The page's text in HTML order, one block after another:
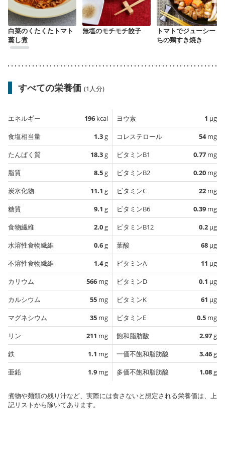
白菜のくたくたトマト
蒸し煮
無塩のモチモチ餃子
トマトでジューシー う
ちの鶏すき焼き
すべての栄養価 (1人分)
エネルギー 196 kcal
食塩相当量
1.3g
たんぱく質
18.3g
脂質
8.5g
炭水化物
11.1 g
糖質
9.1 g
食物繊維
2.0g
水溶性食物繊維
0.6g
不溶性食物繊維
1.4g
カリウム
566 mg
カルシウム
55 mg
マグネシウム
35 mg
リン
211 mg
鉄
1.1 mg
亜鉛
1.9 mg
ヨウ素 1 µg
コレステロール
54mg
ビタミンB1
0.77 mg
ビタミンB2
0.20 mg
ビタミンC
22 mg
ビタミンB6
0.39 mg
ビタミンB12
0.2 µg
葉酸
68 µg
ビタミンA
11 µg
ビタミンD
0.1 µg
ビタミンK
61 µg
ビタミンE
0.5 mg
飽和脂肪酸
2.97g
一価不飽和脂肪酸
3.46g
多価不飽和脂肪酸
1.08g
煮物や麺類の残り汁など、実際には食さないと想定される栄養価は、上
記リストから除いてあります。